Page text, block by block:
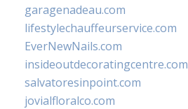
garagenadeau.com
lifestylechauffeurservice.com
EverNewNails.com
insideoutdecoratingcentre.com
salvatoresinpoint.com
jovialfloralco.com